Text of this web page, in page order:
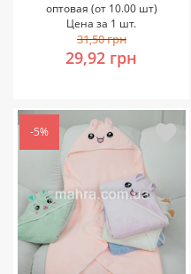
оптовая (от 10.00 шт)
Цена за 1 шт.
31,50 грн
29,92 грн
-5%